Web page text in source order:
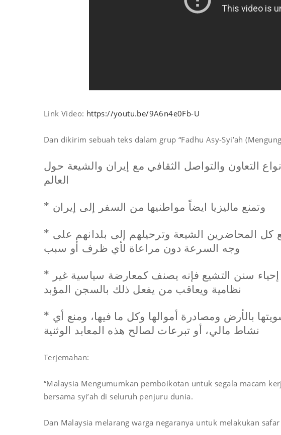
Link Video: https://youtu.be/9A6n4e0Fb-U
Dan dikirim sebuah teks dalam grup “Fadhu Asy-Syi’ah
التعاون والتواصل الثقافي مع إيران والشيعة حول
العالم
* وتمنع ماليزيا ايضاً مواطنيها من السفر إلى إيران
* كل المحاضرين الشيعة وترحيلهم إلى بلدانهم على
وجه السرعة دون مراعاة لأي ظرف أو سبب
* سنن التشيع فإنه يصنف كمعارضة سياسية غير
نظامية ويعاقب من يفعل ذلك بالسجن المؤبد
* بالأرض ومصادرة أموالها وكل ما فيها، ومنع أي
نشاط مالي، أو تبرعات لصالح هذه المعابد الوثنية
Terjemahan:
“Malaysia Mengumumkan pemboikotan untuk segala macam
bersama syi’ah di seluruh penjuru dunia.
Dan Malaysia melarang warga negaranya untuk melakukan